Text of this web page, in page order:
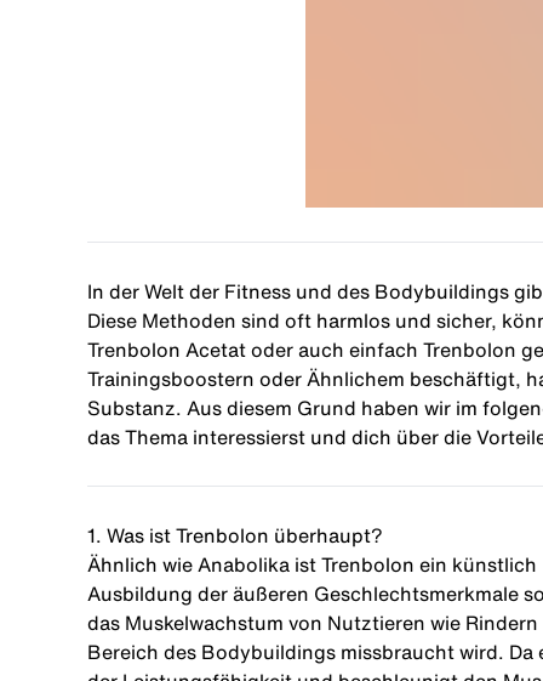
In der Welt der Fitness und des Bodybuildings
Diese Methoden sind oft harmlos und sicher,
Trenbolon Acetat oder auch einfach Trenbolon
Trainingsboostern oder Ähnlichem beschäftigt,
Substanz. Aus diesem Grund haben wir im
das Thema interessierst und dich über die
1. Was ist Trenbolon überhaupt?
Ähnlich wie Anabolika ist Trenbolon ein
Ausbildung der äußeren Geschlechtsmerkmale
das Muskelwachstum von Nutztieren wie
Bereich des Bodybuildings missbraucht wird. Da